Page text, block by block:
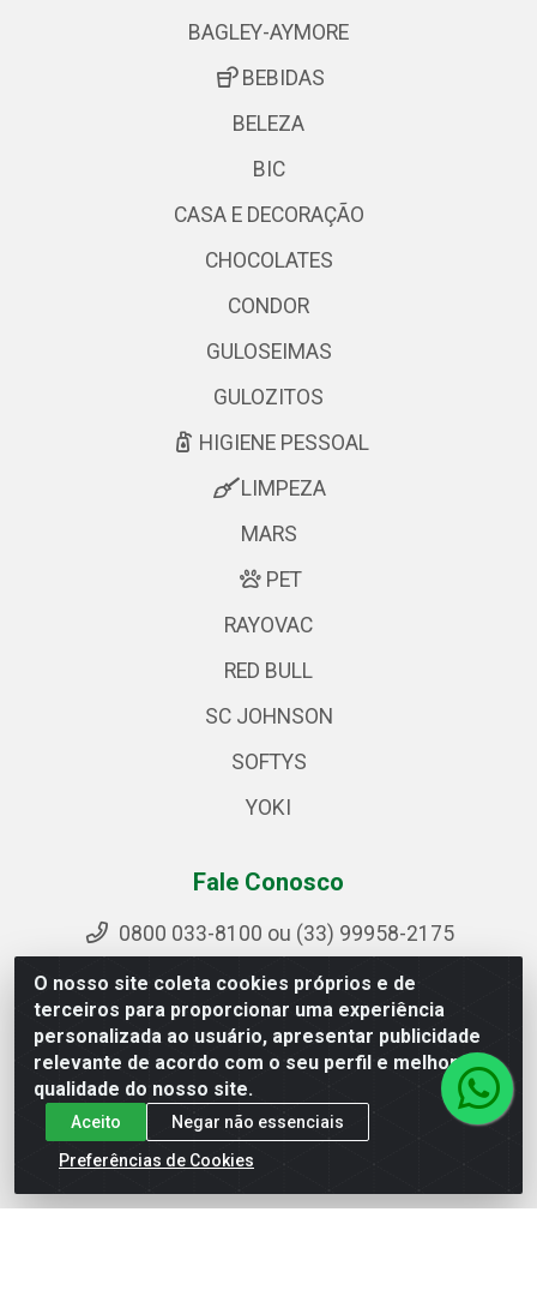
O nosso site coleta cookies próprios e de
terceiros para proporcionar uma experiência
personalizada ao usuário, apresentar publicidade
relevante de acordo com o seu perfil e melhorar a
qualidade do nosso site.
Aceito
Negar não essenciais
Preferências de Cookies
BAGLEY-AYMORE
BEBIDAS
BELEZA
BIC
CASA E DECORAÇÃO
CHOCOLATES
CONDOR
GULOSEIMAS
GULOZITOS
HIGIENE PESSOAL
LIMPEZA
MARS
PET
RAYOVAC
RED BULL
SC JOHNSON
SOFTYS
YOKI
Fale Conosco
0800 033-8100 ou (33) 99958-2175
sac@ipirangamg.com.br
Acompanhe nossas publicações
Ipiranga Distribuição LTDA - Avenida Doutor Jorge
Hannas, 101 - Ponte da Aldeia - Manhuaçu / MG - CEP
36906-440 - CNPJ 25.310.749/0001-66